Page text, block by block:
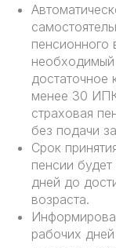
пенсионного
достаточное
менее 30
страховая
без подачи
Срок
пенсии
дней до
возраста.
рабочих